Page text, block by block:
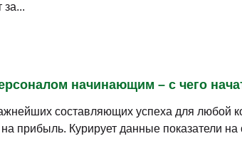
за...
начинающим – с чего
составляющих успеха для любой
прибыль. Курирует данные показатели